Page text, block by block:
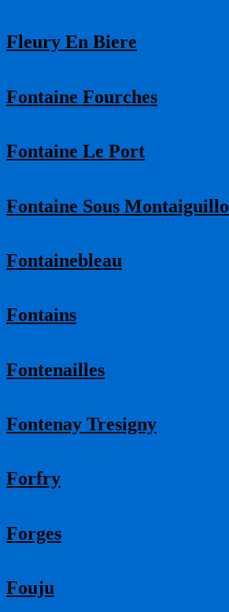
Fleury En Biere
Fontaine Fourches
Fontaine Le Port
Fontaine Sous Montaiguillo
Fontainebleau
Fontains
Fontenailles
Fontenay Tresigny
Forfry
Forges
Fouju